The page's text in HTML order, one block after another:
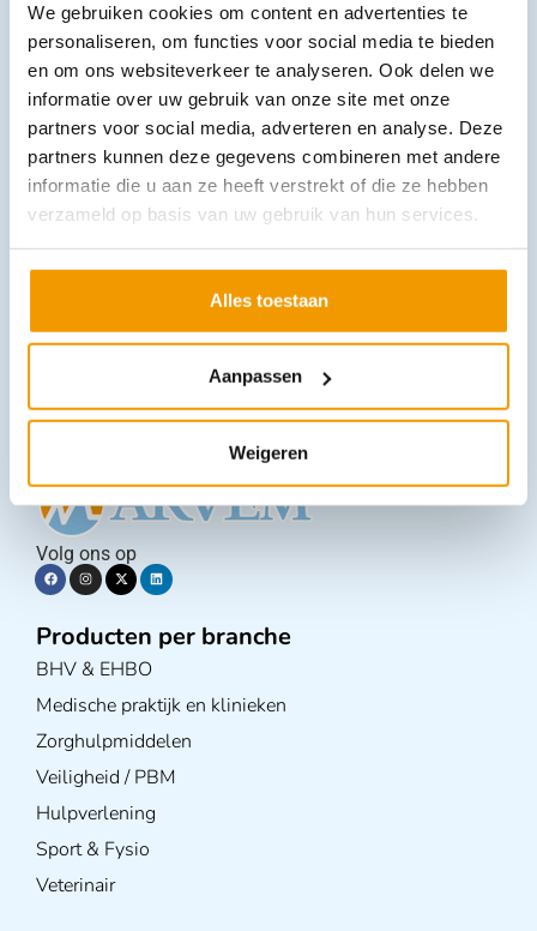
We gebruiken cookies om content en advertenties te
personaliseren, om functies voor social media te bieden
en om ons websiteverkeer te analyseren. Ook delen we
informatie over uw gebruik van onze site met onze
partners voor social media, adverteren en analyse. Deze
partners kunnen deze gegevens combineren met andere
informatie die u aan ze heeft verstrekt of die ze hebben
verzameld op basis van uw gebruik van hun services.
Alles toestaan
Aanpassen
Weigeren
Injectiekussen
37.5 excl. btw
Leverbaar
Volg ons op
Producten per branche
BHV & EHBO
Medische praktijk en klinieken
Zorghulpmiddelen
Veiligheid / PBM
Hulpverlening
Sport & Fysio
Veterinair